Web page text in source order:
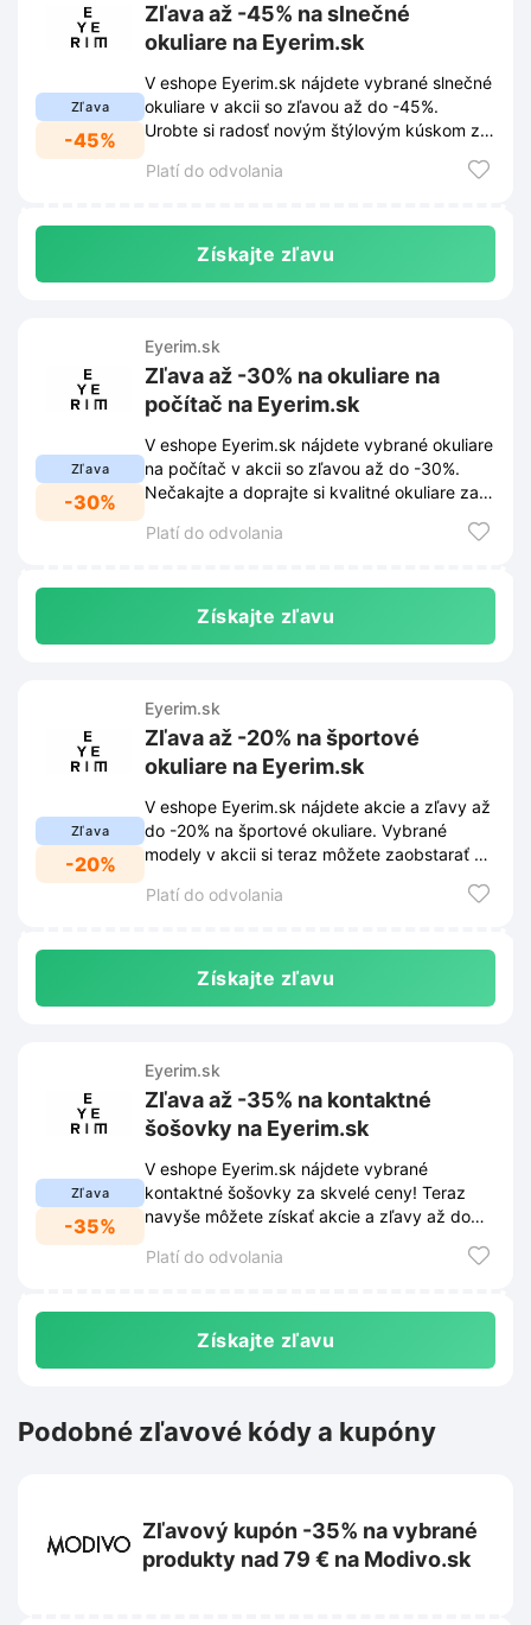
Zľava
-45%
Zľava až -45% na slnečné
okuliare na Eyerim.sk
V eshope Eyerim.sk nájdete vybrané slnečné
okuliare v akcii so zľavou až do -45%.
Urobte si radosť novým štýlovým kúskom za
Platí do odvolania
Získajte zľavu
Zľava
-30%
Eyerim.sk
Zľava až -30% na okuliare na
počítač na Eyerim.sk
V eshope Eyerim.sk nájdete vybrané okuliare
na počítač v akcii so zľavou až do -30%.
Nečakajte a doprajte si kvalitné okuliare za
Platí do odvolania
Získajte zľavu
Zľava
-20%
Eyerim.sk
Zľava až -20% na športové
okuliare na Eyerim.sk
V eshope Eyerim.sk nájdete akcie a zľavy až
do -20% na športové okuliare. Vybrané
modely v akcii si teraz môžete zaobstarať za
Platí do odvolania
Získajte zľavu
Zľava
-35%
Eyerim.sk
Zľava až -35% na kontaktné
šošovky na Eyerim.sk
V eshope Eyerim.sk nájdete vybrané
kontaktné šošovky za skvelé ceny! Teraz
navyše môžete získať akcie a zľavy až do
Platí do odvolania
Získajte zľavu
Podobné zľavové kódy a kupóny
Zľavový kupón -35% na vybrané
produkty nad 79 € na Modivo.sk